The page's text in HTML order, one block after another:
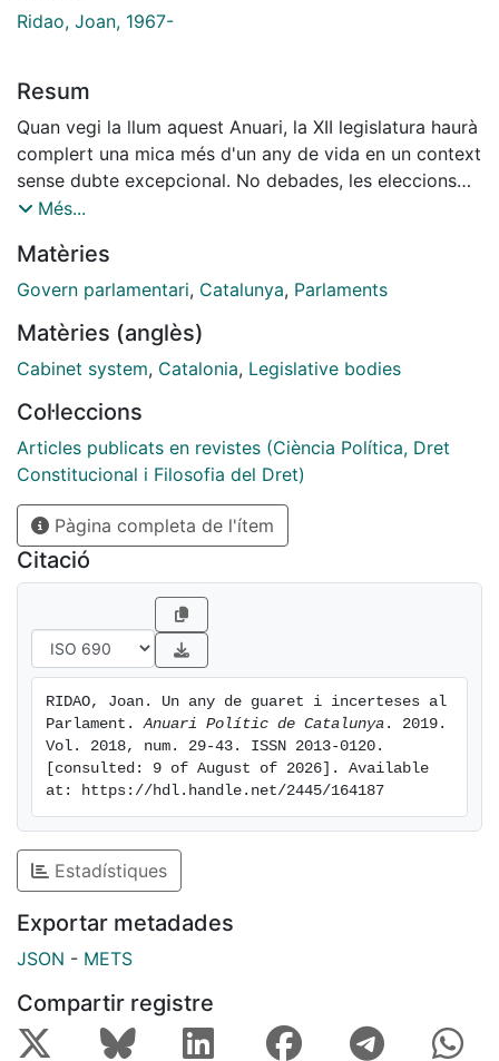
Ridao, Joan, 1967-
Resum
Quan vegi la llum aquest Anuari, la XII legislatura haurà
complert una mica més d'un any de vida en un context
sense dubte excepcional. No debades, les eleccions
del 21 de desembre del 2017 van ser convocades pel
Constitució, en el marc de les mesures d'execució
acordades pel Senat el 27 d'octubre del 2017, a
i no pas per la decisió del president de la Generalitat
de dissoldre anticipadament el Parlament o perquè
victòria a Ciutadans, que va esdevenir la primera força
política a la Cambra catalana, per bé que es va
reeditar la majoria independentista, integrada per les
mateixes forces polítiques que en l'anterior legislatura
[Junts per Catalunya (JxCat) i Esquerra Republicana
de Catalunya (ERC)], la segona i la tercera força
política, respectivament [...].
Més...
Matèries
Govern parlamentari, Catalunya, Parlaments
Matèries (anglès)
Cabinet system, Catalonia, Legislative bodies
Col·leccions
Articles publicats en revistes (Ciència Política, Dret
Constitucional i Filosofia del Dret)
Pàgina completa de l'ítem
Citació
RIDAO, Joan. Un any de guaret i incerteses al
Parlament. Anuari Polític de Catalunya . 2019.
Vol. 2018, num. 29-43. ISSN 2013-0120.
[consulted: 9 of August of 2026]. Available
at: https://hdl.handle.net/2445/164187
Estadístiques
Exportar metadades
JSON - METS
Compartir registre